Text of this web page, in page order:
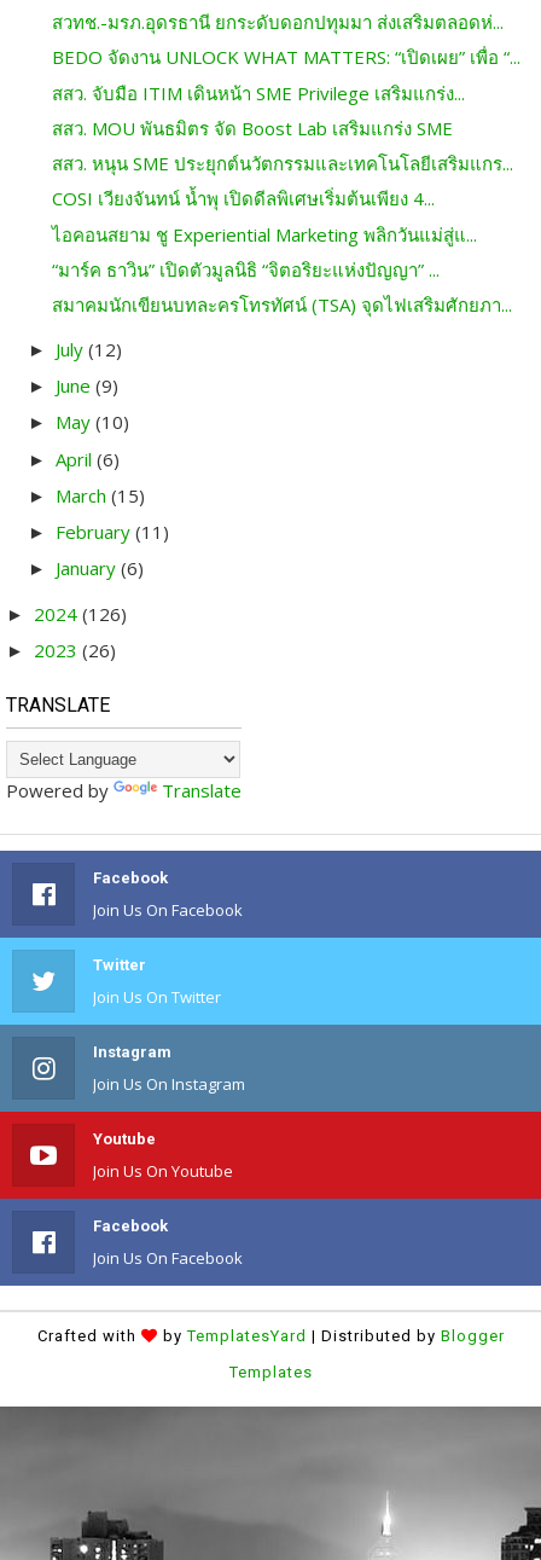
สวทช.-มรภ.อุดรธานี ยกระดับดอกปทุมมา ส่งเสริมตลอดห่...
BEDO จัดงาน UNLOCK WHAT MATTERS: “เปิดเผย” เพื่อ “...
สสว. จับมือ ITIM เดินหน้า SME Privilege เสริมแกร่ง...
สสว. MOU พันธมิตร จัด Boost Lab เสริมแกร่ง SME
สสว. หนุน SME ประยุกต์นวัตกรรมและเทคโนโลยีเสริมแกร...
COSI เวียงจันทน์ น้ำพุ เปิดดีลพิเศษเริ่มต้นเพียง 4...
ไอคอนสยาม ชู Experiential Marketing พลิกวันแม่สู่แ...
“มาร์ค ธาวิน” เปิดตัวมูลนิธิ “จิตอริยะแห่งปัญญา” ...
สมาคมนักเขียนบทละครโทรทัศน์ (TSA) จุดไฟเสริมศักยภา...
► July (12)
► June (9)
► May (10)
► April (6)
► March (15)
► February (11)
► January (6)
► 2024 (126)
► 2023 (26)
TRANSLATE
Powered by Translate
Facebook
Join Us On Facebook
Twitter
Join Us On Twitter
Instagram
Join Us On Instagram
Youtube
Join Us On Youtube
Facebook
Join Us On Facebook
Crafted with byTemplatesYard | Distributed by Blogger
Templates